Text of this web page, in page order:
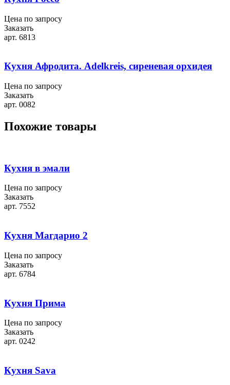
Цена по запросу
Заказать
арт. 6813
Кухня Афродита. Adelkreis, сиреневая орхидея
Цена по запросу
Заказать
арт. 0082
Похожие товары
Кухня в эмали
Цена по запросу
Заказать
арт. 7552
Кухня Магдарио 2
Цена по запросу
Заказать
арт. 6784
Кухня Прима
Цена по запросу
Заказать
арт. 0242
Кухня Sava